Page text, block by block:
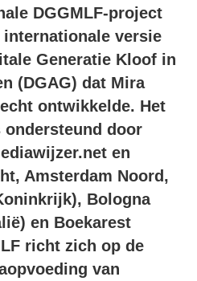
DGGMLF-project
versie
Generatie Kloof in
(DGAG) dat Mira
ontwikkelde. Het
ondersteund door
en
Amsterdam Noord,
Bologna
en Boekarest
richt zich op de
ding van